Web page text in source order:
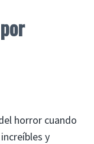
horror cuando
y